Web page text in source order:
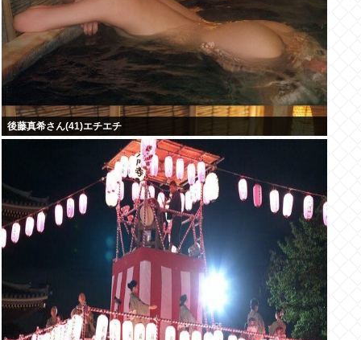
後藤真希さん(41)エチエチ